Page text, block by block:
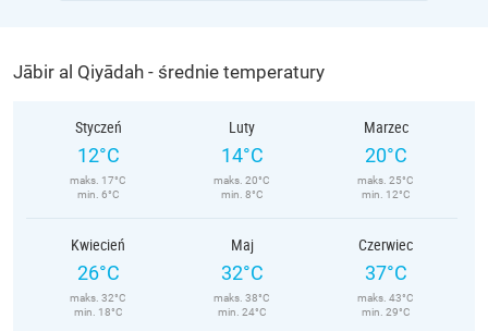
Jābir al Qiyādah - średnie temperatury
Styczeń
12°C
maks. 17°C
min. 6°C
Luty
14°C
maks. 20°C
min. 8°C
Marzec
20°C
maks. 25°C
min. 12°C
Kwiecień
26°C
maks. 32°C
min. 18°C
Maj
32°C
maks. 38°C
min. 24°C
Czerwiec
37°C
maks. 43°C
min. 29°C